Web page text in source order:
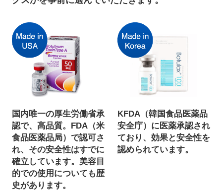
国内唯一の厚生労働省承
認で、高品質。FDA（米
食品医薬品局）で認可さ
れ、その安全性はすでに
確立しています。美容目
的での使用についても歴
史があります。
KFDA（韓国⾷品医薬品
安全庁）に医薬承認され
ており、効果と安全性を
認められています。